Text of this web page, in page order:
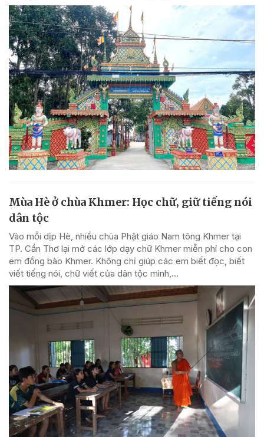
Mùa Hè ở chùa Khmer: Học chữ, giữ tiếng nói
dân tộc
Vào mỗi dịp Hè, nhiều chùa Phật giáo Nam tông Khmer tại
TP. Cần Thơ lại mở các lớp dạy chữ Khmer miễn phí cho con
em đồng bào Khmer. Không chỉ giúp các em biết đọc, biết
viết tiếng nói, chữ viết của dân tộc mình,...